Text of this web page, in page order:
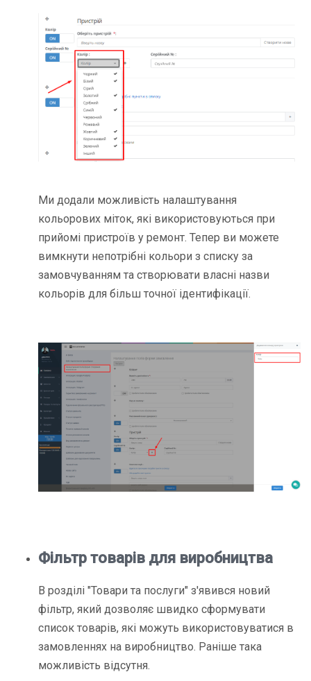
Ми додали можливість налаштування
кольорових міток, які використовуються при
прийомі пристроїв у ремонт. Тепер ви можете
вимкнути непотрібні кольори з списку за
замовчуванням та створювати власні назви
кольорів для більш точної ідентифікації.
Фільтр товарів для виробництва
В розділі "Товари та послуги" з'явився новий
фільтр, який дозволяє швидко сформувати
список товарів, які можуть використовуватися в
замовленнях на виробництво. Раніше така
можливість відсутня.